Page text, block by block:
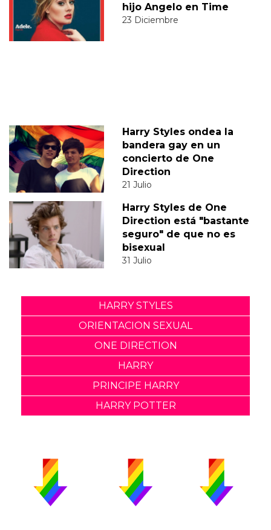
hijo Angelo en Time
23 Diciembre
Harry Styles ondea la
bandera gay en un
concierto de One
Direction
21 Julio
Harry Styles de One
Direction está "bastante
seguro" de que no es
bisexual
31 Julio
HARRY STYLES
ORIENTACION SEXUAL
ONE DIRECTION
HARRY
PRINCIPE HARRY
HARRY POTTER